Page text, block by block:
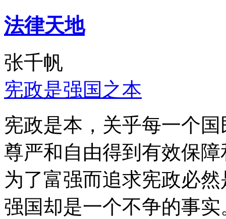
法律天地
张千帆
宪政是强国之本
宪政是本，关乎每一个
尊严和自由得到有效保
为了富强而追求宪政必
强国却是一个不争的事实